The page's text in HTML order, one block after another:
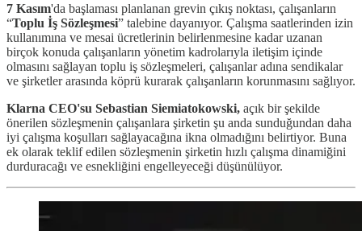
7 Kasım'da başlaması planlanan grevin çıkış noktası, çalışanların
“Toplu İş Sözleşmesi” talebine dayanıyor. Çalışma saatlerinden izin
kullanımına ve mesai ücretlerinin belirlenmesine kadar uzanan
birçok konuda çalışanların yönetim kadrolarıyla iletişim içinde
olmasını sağlayan toplu iş sözleşmeleri, çalışanlar adına sendikalar
ve şirketler arasında köprü kurarak çalışanların korunmasını sağlıyor.
Klarna CEO'su Sebastian Siemiatokowski, açık bir şekilde
önerilen sözleşmenin çalışanlara şirketin şu anda sunduğundan daha
iyi çalışma koşulları sağlayacağına ikna olmadığını belirtiyor. Buna
ek olarak teklif edilen sözleşmenin şirketin hızlı çalışma dinamiğini
durduracağı ve esnekliğini engelleyeceği düşünülüyor.